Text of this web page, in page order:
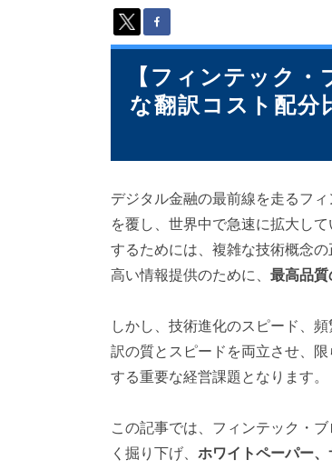
ビ
ス
（
1
言
・
2
1
0
カ
応
）
【フィンテック
な翻訳コスト配分
デジタル金融の最前線を走るフ
を覆し、世界中で急速に拡大し
するためには、複雑な技術概念
高い情報提供のために、 最高品質
しかし、技術進化のスピード、
訳の質とスピードを両立させ、
する重要な経営課題となります。
この記事では、フィンテック・
く掘り下げ、 ホワイトペーパー